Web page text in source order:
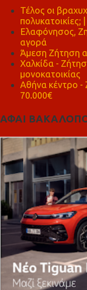
Τέλος οι
Ελαφόνησος,
αγορά
Άμεση Ζήτηση
Χαλκίδα -
μονοκατοικίας
Αθήνα κέντρο -
70.000€
ΑΦΑΙ